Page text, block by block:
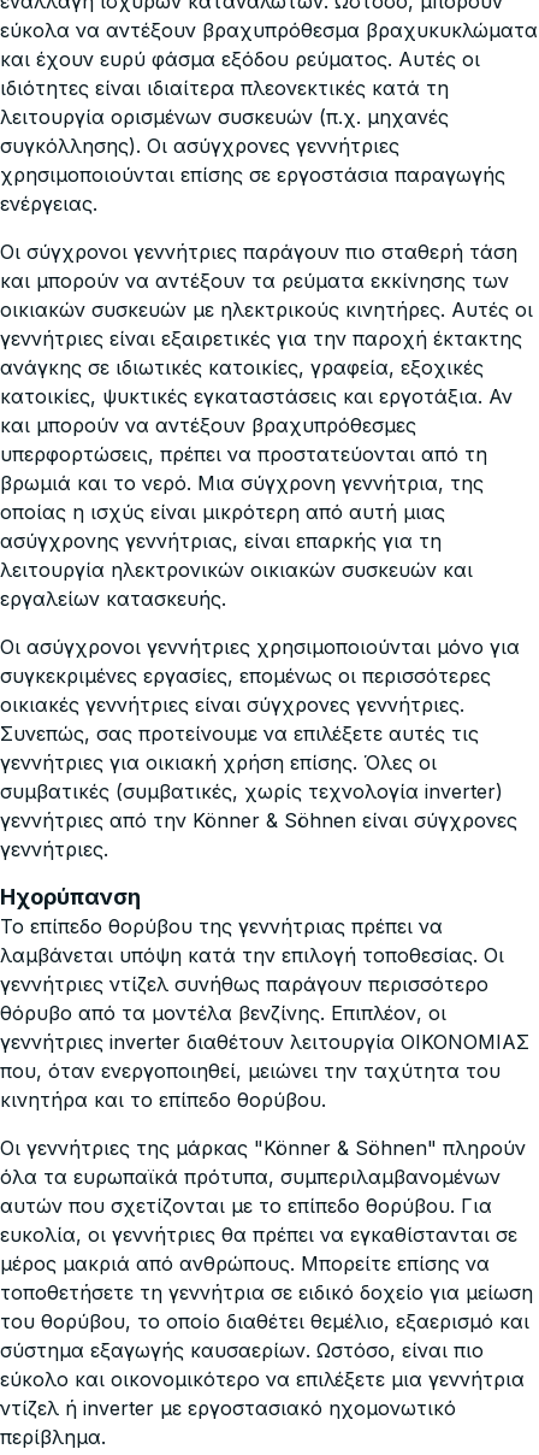
εύκολα να αντέξουν βραχυπρόθεσμα βραχυκυκλώματα
και έχουν ευρύ φάσμα εξόδου ρεύματος. Αυτές οι
ιδιότητες είναι ιδιαίτερα πλεονεκτικές κατά τη
λειτουργία ορισμένων συσκευών (π.χ. μηχανές
συγκόλλησης). Οι ασύγχρονες γεννήτριες
χρησιμοποιούνται επίσης σε εργοστάσια παραγωγής
ενέργειας.
Οι σύγχρονοι γεννήτριες παράγουν πιο σταθερή τάση
και μπορούν να αντέξουν τα ρεύματα εκκίνησης των
οικιακών συσκευών με ηλεκτρικούς κινητήρες. Αυτές οι
γεννήτριες είναι εξαιρετικές για την παροχή έκτακτης
ανάγκης σε ιδιωτικές κατοικίες, γραφεία, εξοχικές
κατοικίες, ψυκτικές εγκαταστάσεις και εργοτάξια. Αν
και μπορούν να αντέξουν βραχυπρόθεσμες
υπερφορτώσεις, πρέπει να προστατεύονται από τη
βρωμιά και το νερό. Μια σύγχρονη γεννήτρια, της
οποίας η ισχύς είναι μικρότερη από αυτή μιας
ασύγχρονης γεννήτριας, είναι επαρκής για τη
λειτουργία ηλεκτρονικών οικιακών συσκευών και
εργαλείων κατασκευής.
Οι ασύγχρονοι γεννήτριες χρησιμοποιούνται μόνο για
συγκεκριμένες εργασίες, επομένως οι περισσότερες
οικιακές γεννήτριες είναι σύγχρονες γεννήτριες.
Συνεπώς, σας προτείνουμε να επιλέξετε αυτές τις
γεννήτριες για οικιακή χρήση επίσης. Όλες οι
συμβατικές (συμβατικές, χωρίς τεχνολογία inverter)
γεννήτριες από την Könner & Söhnen είναι σύγχρονες
γεννήτριες.
Ηχορύπανση
Το επίπεδο θορύβου της γεννήτριας πρέπει να
λαμβάνεται υπόψη κατά την επιλογή τοποθεσίας. Οι
γεννήτριες ντίζελ συνήθως παράγουν περισσότερο
θόρυβο από τα μοντέλα βενζίνης. Επιπλέον, οι
γεννήτριες inverter διαθέτουν λειτουργία ΟΙΚΟΝΟΜΙΑΣ
που, όταν ενεργοποιηθεί, μειώνει την ταχύτητα του
κινητήρα και το επίπεδο θορύβου.
Οι γεννήτριες της μάρκας "Könner & Söhnen" πληρούν
όλα τα ευρωπαϊκά πρότυπα, συμπεριλαμβανομένων
αυτών που σχετίζονται με το επίπεδο θορύβου. Για
ευκολία, οι γεννήτριες θα πρέπει να εγκαθίστανται σε
μέρος μακριά από ανθρώπους. Μπορείτε επίσης να
τοποθετήσετε τη γεννήτρια σε ειδικό δοχείο για μείωση
του θορύβου, το οποίο διαθέτει θεμέλιο, εξαερισμό και
σύστημα εξαγωγής καυσαερίων. Ωστόσο, είναι πιο
εύκολο και οικονομικότερο να επιλέξετε μια γεννήτρια
ντίζελ ή inverter με εργοστασιακό ηχομονωτικό
περίβλημα.